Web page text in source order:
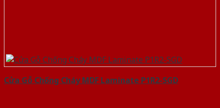
Cửa Gỗ Chống Cháy MDF Laminate P1R2-SGD